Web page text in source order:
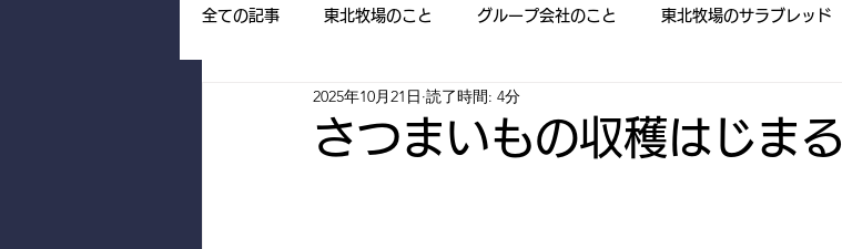
全ての記事 東北牧場のこと グループ会社のこと 東北牧場のサラブレッド
東北牧場の野草 東北牧場の山菜
さつまいもの収穫はじまる
2025年10月21日 読了時間: 4分